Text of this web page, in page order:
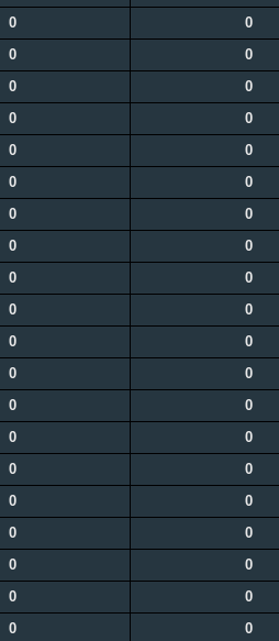
0 0
0 0
0 0
0 0
0 0
0 0
0 0
0 0
0 0
0 0
0 0
0 0
0 0
0 0
0 0
0 0
0 0
0 0
0 0
0 0